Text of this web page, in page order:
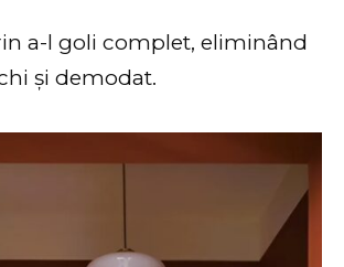
a-l goli complet, eliminând
și demodat.